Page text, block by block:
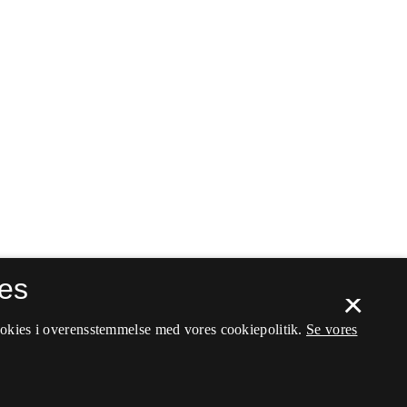
×
i overensstemmelse med vores cookiepolitik. Se vores